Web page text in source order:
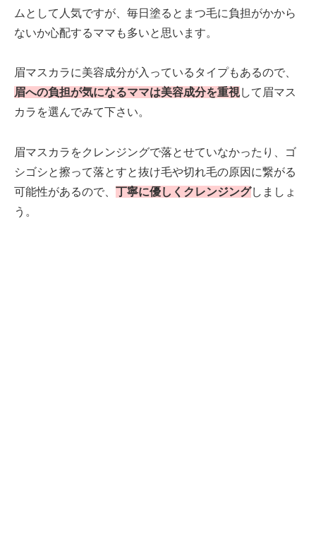
ムとして人気ですが、毎日塗るとまつ毛に負担がかから
ないか心配するママも多いと思います。
眉マスカラに美容成分が入っているタイプもあるので、
眉への負担が気になるママは美容成分を重視して眉マス
カラを選んでみて下さい。
眉マスカラをクレンジングで落とせていなかったり、ゴ
シゴシと擦って落とすと抜け毛や切れ毛の原因に繋がる
可能性があるので、 丁寧に優しくクレンジングしましょ
う。